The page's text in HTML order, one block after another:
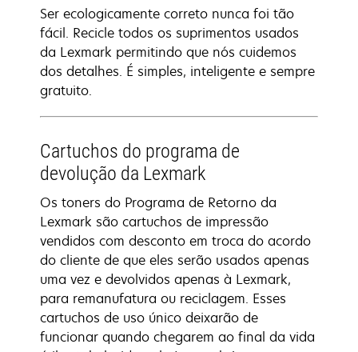
Ser ecologicamente correto nunca foi tão
fácil. Recicle todos os suprimentos usados
da Lexmark permitindo que nós cuidemos
dos detalhes. É simples, inteligente e sempre
gratuito.
Cartuchos do programa de
devolução da Lexmark
Os toners do Programa de Retorno da
Lexmark são cartuchos de impressão
vendidos com desconto em troca do acordo
do cliente de que eles serão usados apenas
uma vez e devolvidos apenas à Lexmark,
para remanufatura ou reciclagem. Esses
cartuchos de uso único deixarão de
funcionar quando chegarem ao final da vida